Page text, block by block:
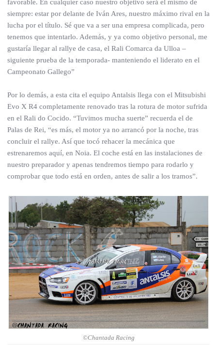
favorable. En cualquier caso nuestro objetivo será el mismo de
siempre: estar por delante de Iván Ares, nuestro máximo rival en la
lucha por el título. Sé que va a ser una empresa complicada, pero
tenemos que intentarlo. Además, y ya como objetivo personal, me
gustaría llegar al rallye de casa, el Rali Comarca da Ulloa –
siguiente prueba de la temporada- manteniendo el liderato en el
Campeonato Gallego”
Por lo demás, a esta cita el equipo Antalsis llega con el Mitsubishi
Evo X R4 completamente renovado tras la rotura de motor sufrida
en el Rali do Cocido. “Tuvimos mucha suerte” recuerda el de
Palas de Rei, “es más, el motor ya no arrancó por la noche, tras
concluir el rallye. Así que tocó rehacer la mecánica que
estrenaremos aquí, en Noia. El coche está en las instalaciones de
nuestro preparador y apenas tendremos tiempo para rodarlo y
comprobar que todo está en orden, antes de salir a los tramos”.
©Chantada Racing